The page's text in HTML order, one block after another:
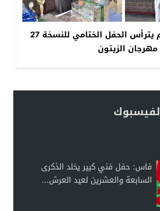
جرسيف : عامل الإقليم يترأس الحفل الختامي للنسخة 27
الزيتون
فاس: حفل فني كبير يخلد الذكرى
السابعة والعشرين لعيد العرش...